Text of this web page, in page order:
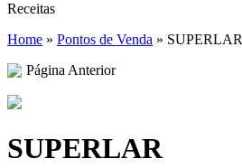
Receitas
Home » Pontos de Venda » SUPERLAR
Página Anterior
SUPERLAR